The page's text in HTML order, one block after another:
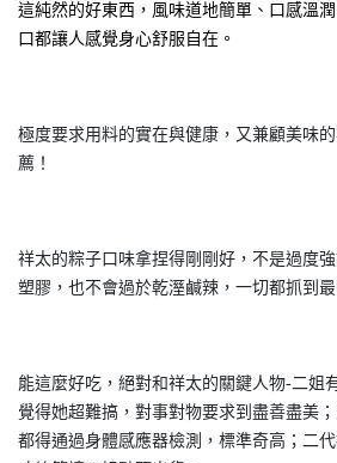
這純然的好東西，風味道地簡單、口感溫
口都讓人感覺身心舒服自在。
極度要求用料的實在與健康，又兼顧美味
薦！
祥太的粽子口味拿捏得剛剛好，不是過度
塑膠，也不會過於乾溼鹹辣，一切都抓到
能這麼好吃，絕對和祥太的關鍵人物-二姐
覺得她超難搞，對事對物要求到盡善盡美
都得通過身體感應器檢測，標準奇高；二